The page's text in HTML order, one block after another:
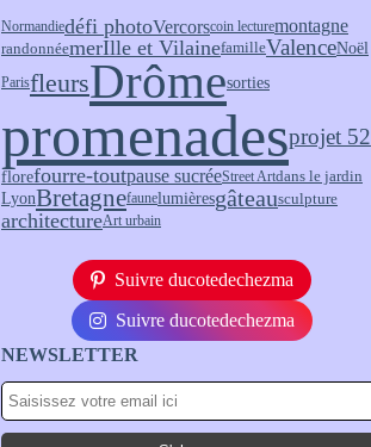
Normandiedéfi photoVercorscoin lecturemontagne
randonnéemerIlle et VilainefamilleValenceNoël
ParisfleursDrômesorties
promenadesprojet 52
florefourre-toutpause sucréeStreet Artdans le jardin
LyonBretagnefaunelumièresgâteausculpture
architectureArt urbain
Suivre ducotedechezma
Suivre ducotedechezma
NEWSLETTER